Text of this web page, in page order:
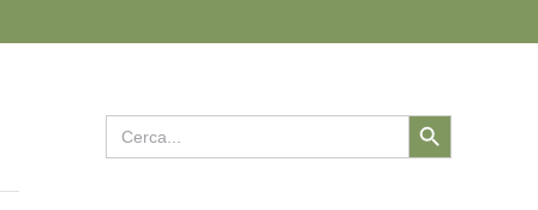
Search
for:
Search Button